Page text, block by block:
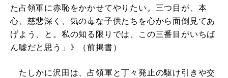
た占領軍に赤恥をかかせてやりたい。三つ目が、本
心、慈悲深く、気の毒な子供たちを心から面倒見てあ
げよう、と。私の知る限りでは、この三番目がいちば
ん嘘だと思う」》（前掲書）
たしかに沢田は、占領軍と丁々発止の駆け引きや交